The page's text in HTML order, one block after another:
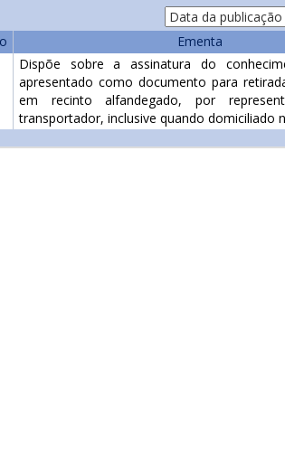
Ementa
Dispõe sobre a assinatura do
apresentado como documento para
em recinto alfandegado, por
transportador, inclusive quando domiciliado